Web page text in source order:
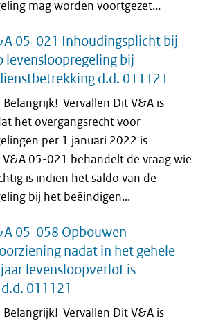
mag worden voortgezet...
05-021 Inhoudingsplicht bij
levensloopregeling bij
d.d. 011121
Belangrijk! Vervallen Dit V&A is
het overgangsrecht voor
per 1 januari 2022 is
05-021 behandelt de vraag wie
is indien het saldo van de
bij het beëindigen...
05-058 Opbouwen
nadat in het gehele
levensloopverlof is
011121
Belangrijk! Vervallen Dit V&A is